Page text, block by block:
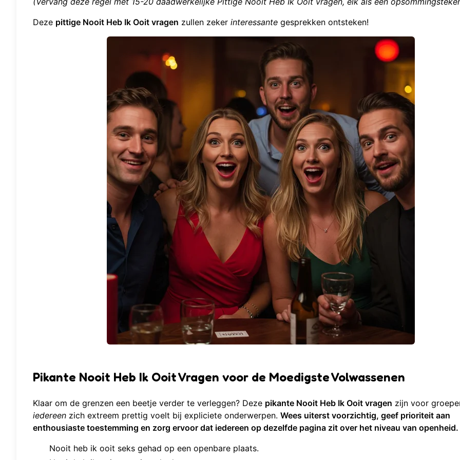
Deze pittige Nooit Heb Ik Ooit vragen zullen zeker interessante gesprekken ontsteken!
Pikante Nooit Heb Ik Ooit Vragen voor de Moedigste Volwassenen
Klaar om de grenzen een beetje verder te verleggen? Deze pikante Nooit Heb Ik Ooit vragen zijn voor
iedereen zich extreem prettig voelt bij expliciete onderwerpen. Wees uiterst voorzichtig, geef prioriteit aan
enthousiaste toestemming en zorg ervoor dat iedereen op dezelfde pagina zit over het niveau van openheid.
Nooit heb ik ooit seks gehad op een openbare plaats.